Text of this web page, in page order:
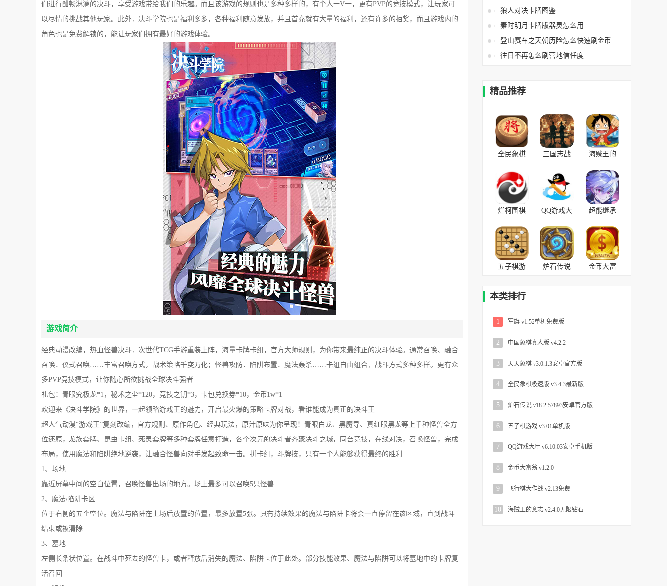
狼人对决卡牌图鉴
秦时明月卡牌版器灵怎么用
登山赛车之天朝历险怎么快速刷金币
往日不再怎么刷营地信任度
精品推荐
全民象棋
v3.4.3最新
版
三国志战
版
v2017.710
内购
海贼王的
无限钻石
烂柯围棋
版
QQ游戏大
安卓手机
版
超能继承
五子棋游
机版
炉石传说
金币大富
本类排行
1 军旗 v1.52单机免费版
2 中国象棋真人版 v4.2.2
3 天天象棋 v3.0.1.3安卓官方版
4 全民象棋极速版 v3.4.3最新版
5 炉石传说 v18.2.57893安卓官方版
6 五子棋游戏 v3.01单机版
7 QQ游戏大厅 v6.10.03安卓手机版
8 金币大富翁 v1.2.0
9 飞行棋大作战 v2.13免费
10 海贼王的意志 v2.4.0无限钻石
们进行酣畅淋漓的决斗，享受游戏带给我们的乐趣。而且该游戏的规则也是多种多样的，有个人一V一，更有PVP的竞技模式，让玩家可
以尽情的挑战其他玩家。此外，决斗学院也是福利多多，各种福利随意发放，并且首充就有大量的福利，还有许多的抽奖，而且游戏内的
角色也是免费解锁的，能让玩家们拥有最好的游戏体验。
游戏简介
经典动漫改编，热血怪兽决斗，次世代TCG手游重装上阵，海量卡牌卡组，官方大师规则，为你带来最纯正的决斗体验。通常召唤、融合
召唤、仪式召唤……丰富召唤方式，战术策略千变万化；怪兽攻防、陷阱布置、魔法轰杀……卡组自由组合，战斗方式多种多样。更有众
多PVP竞技模式，让你随心所欲挑战全球决斗强者
礼包：青眼究极龙*1，秘术之尘*120，竞技之钥*3，卡包兑换劵*10，金币1w*1
欢迎来《决斗学院》的世界，一起领略游戏王的魅力，开启最火爆的策略卡牌对战，看谁能成为真正的决斗王
超人气动漫“游戏王”复刻改编，官方规则、原作角色、经典玩法，原汁原味为你呈现！青眼白龙、黑魔导、真红眼黑龙等上千种怪兽全方
位还原，龙族套牌、昆虫卡组、死灵套牌等多种套牌任意打造，各个次元的决斗者齐聚决斗之城，同台竞技，在线对决，召唤怪兽，完成
布局，使用魔法和陷阱绝地逆袭，让融合怪兽向对手发起致命一击。拼卡组，斗牌技，只有一个人能够获得最终的胜利
1、场地
靠近屏幕中间的空白位置，召唤怪兽出场的地方。场上最多可以召唤5只怪兽
2、魔法/陷阱卡区
位于右侧的五个空位。魔法与陷阱在上场后放置的位置，最多放置5张。具有持续效果的魔法与陷阱卡将会一直停留在该区域，直到战斗
结束或被清除
3、墓地
左侧长条状位置。在战斗中死去的怪兽卡，或者释放后消失的魔法、陷阱卡位于此处。部分技能效果、魔法与陷阱可以将墓地中的卡牌复
活召回